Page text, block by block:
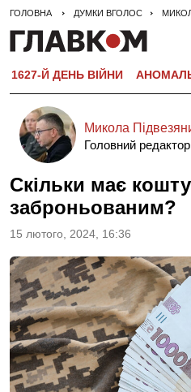
ГОЛОВНА ДУМКИ ВГОЛОС
1627-Й ДЕНЬ ВІЙНИ
Микола
Головний
Скільки має
заброньованим?
15 лютого, 2024, 16:36